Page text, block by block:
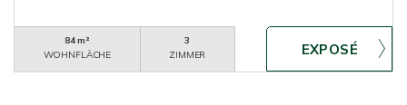
84 m²
WOHNFLÄCHE
3
ZIMMER